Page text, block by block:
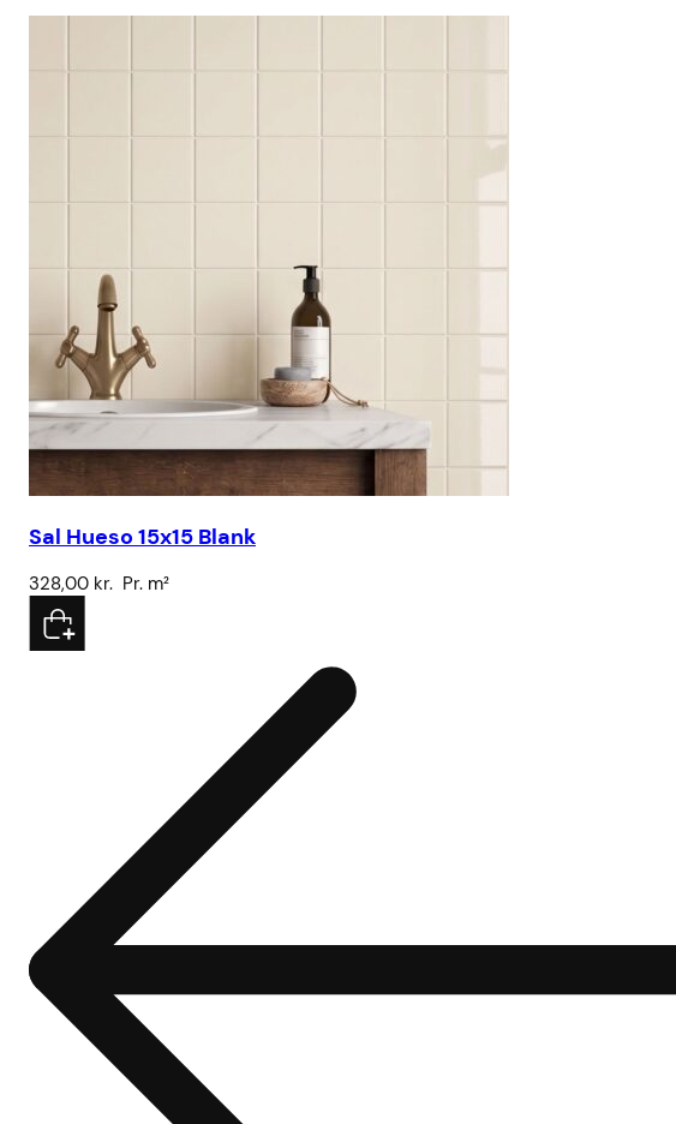
Sal Hueso 15x15 Blank
328,00 kr. Pr. m²